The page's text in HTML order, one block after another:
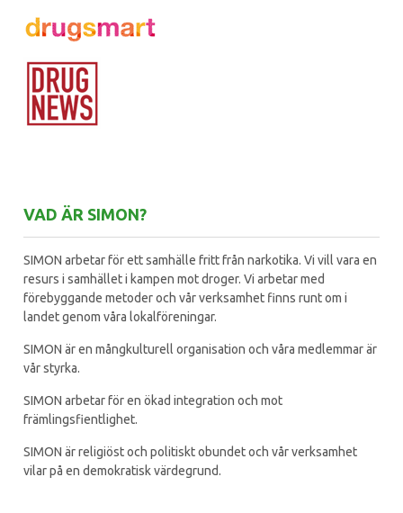
VAD ÄR SIMON?
SIMON arbetar för ett samhälle fritt från narkotika. Vi vill vara en
resurs i samhället i kampen mot droger. Vi arbetar med
förebyggande metoder och vår verksamhet finns runt om i
landet genom våra lokalföreningar.
SIMON är en mångkulturell organisation och våra medlemmar är
vår styrka.
SIMON arbetar för en ökad integration och mot
främlingsfientlighet.
SIMON är religiöst och politiskt obundet och vår verksamhet
vilar på en demokratisk värdegrund.